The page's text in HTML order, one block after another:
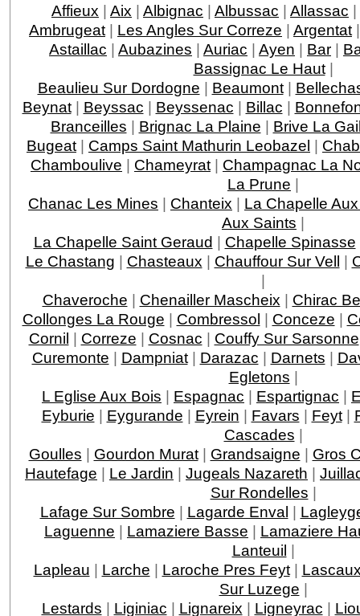
Affieux | Aix | Albignac | Albussac | Allassac |
Ambrugeat | Les Angles Sur Correze | Argentat
Astaillac | Aubazines | Auriac | Ayen | Bar |
Bassignac Le Haut|
Beaulieu Sur Dordogne | Beaumont|
Beynat| Beyssac | Beyssenac | Billac |
Branceilles | Brignac La Plaine | Brive La
Bugeat | Camps Saint Mathurin Leobazel |
Chamboulive | Chameyrat | Champagnac La
La Prune |
Chanac Les Mines | Chanteix | La Chapelle
Aux Saints |
La Chapelle Saint Geraud | Chapelle Spinasse
Le Chastang | Chasteaux | Chauffour Sur Vell |
|
Chaveroche | Chenailler Mascheix | Chirac
Collonges La Rouge | Combressol | Conceze |
Cornil | Correze | Cosnac | Couffy Sur Sarsonne
Curemonte | Dampniat| Darazac | Darnets |
Egletons |
L Eglise Aux Bois | Espagnac | Espartignac |
Eyburie | Eygurande | Eyrein | Favars | Feyt|
Cascades |
Goulles | Gourdon Murat| Grandsaigne | Gros
Hautefage | Le Jardin | Jugeals Nazareth |
Sur Rondelles |
Lafage Sur Sombre | Lagarde Enval |
Laguenne | Lamaziere Basse | Lamaziere
Lanteuil |
Lapleau | Larche | Laroche Pres Feyt|
Sur Luzege |
Lestards | Liginiac | Lignareix | Ligneyrac |